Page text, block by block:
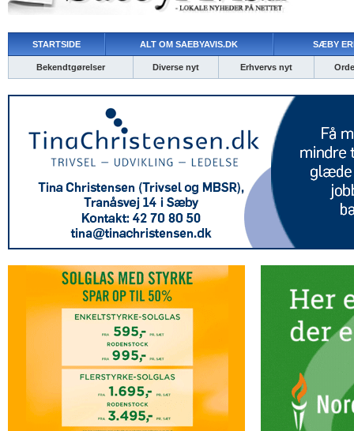
STARTSIDE ALT OM SAEBYAVIS.DK SÆBY
Bekendtgørelser Diverse nyt Erhvervs nyt